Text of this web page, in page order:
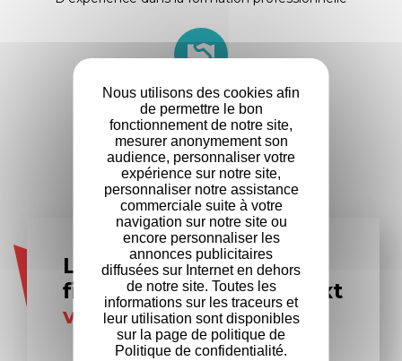
+500
Entreprises
partenaires
Les experts en
financement Formanext
vous accompagnent
Nous utilisons des cookies afin
de permettre le bon
fonctionnement de notre site,
mesurer anonymement son
audience, personnaliser votre
expérience sur notre site,
personnaliser notre assistance
commerciale suite à votre
navigation sur notre site ou
encore personnaliser les
annonces publicitaires
diffusées sur Internet en dehors
de notre site. Toutes les
informations sur les traceurs et
leur utilisation sont disponibles
sur la page de politique de
Politique de confidentialité.